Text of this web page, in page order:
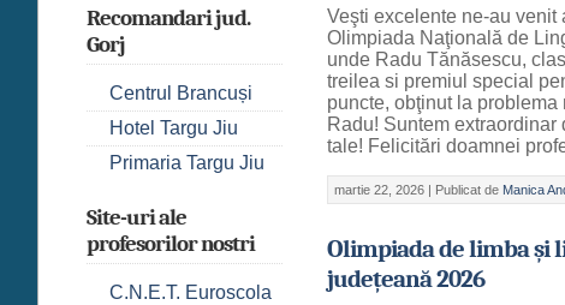
Veşti excelente ne-au venit
Olimpiada Naţională de
unde Radu Tănăsescu,
treilea si premiul special
puncte, obţinut la
Radu! Suntem
tale! Felicitări doamnei
martie 22, 2026 | Publicat de Manica
Olimpiada de limba și
județeană 2026
Recomandari jud.
Gorj
Centrul Brancuși
Hotel Targu Jiu
Primaria Targu Jiu
Site-uri ale
profesorilor nostri
C.N.E.T. Euroscola